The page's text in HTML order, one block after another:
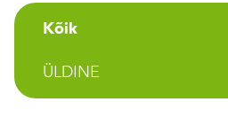
Kõik
ÜLDINE